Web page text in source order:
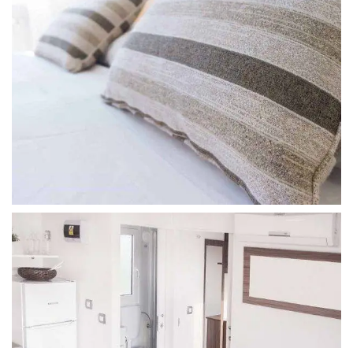
SUPERIOR LUXE
6 osoba, pogled na dolinu, bračni krevet